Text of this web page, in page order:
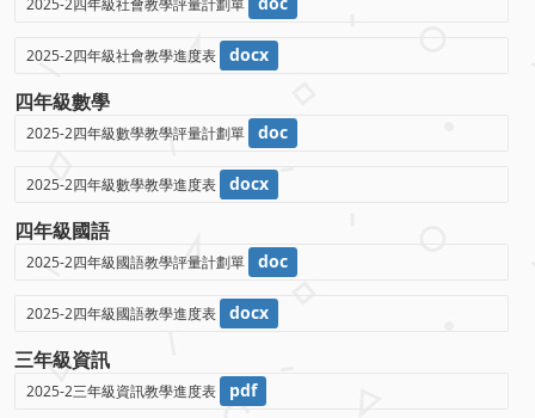
三年級資訊
2025-2三年級資訊教學進度表 pdf
四年級國語
2025-2四年級國語教學評量計劃單 doc
2025-2四年級國語教學進度表 docx
四年級數學
2025-2四年級數學教學評量計劃單 doc
2025-2四年級數學教學進度表 docx
2025-2四年級社會教學進度表 docx